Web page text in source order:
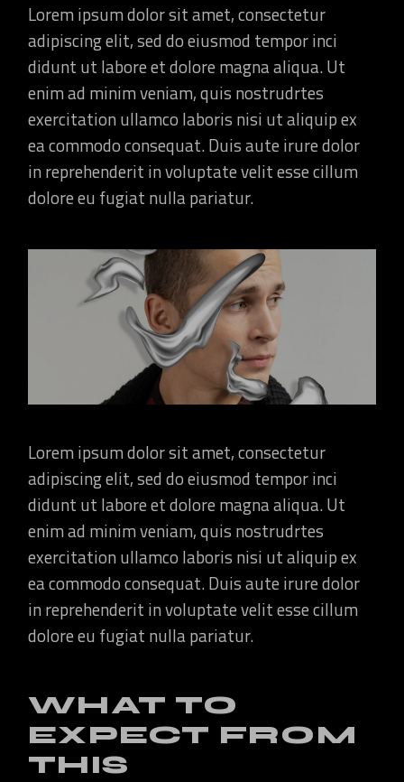
Lorem ipsum dolor sit amet, consectetur
adipiscing elit, sed do eiusmod tempor inci
didunt ut labore et dolore magna aliqua. Ut
enim ad minim veniam, quis nostrudrtes
exercitation ullamco laboris nisi ut aliquip ex
ea commodo consequat. Duis aute irure dolor
in reprehenderit in voluptate velit esse cillum
dolore eu fugiat nulla pariatur.
Lorem ipsum dolor sit amet, consectetur
adipiscing elit, sed do eiusmod tempor inci
didunt ut labore et dolore magna aliqua. Ut
enim ad minim veniam, quis nostrudrtes
exercitation ullamco laboris nisi ut aliquip ex
ea commodo consequat. Duis aute irure dolor
in reprehenderit in voluptate velit esse cillum
dolore eu fugiat nulla pariatur.
WHAT TO
EXPECT FROM
THIS